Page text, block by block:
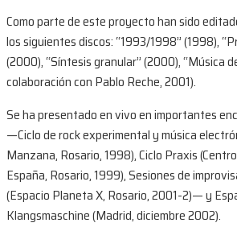
Como parte de este proyecto han sido
los siguientes discos: “1993/1998” (1998),
(2000), “Síntesis granular” (2000), “Música
colaboración con Pablo Reche, 2001).
Se ha presentado en vivo en importantes
—Ciclo de rock experimental y música
Manzana, Rosario, 1998), Ciclo Praxis
España, Rosario, 1999), Sesiones de
(Espacio Planeta X, Rosario, 2001-2)— y
Klangsmaschine (Madrid, diciembre 2002).